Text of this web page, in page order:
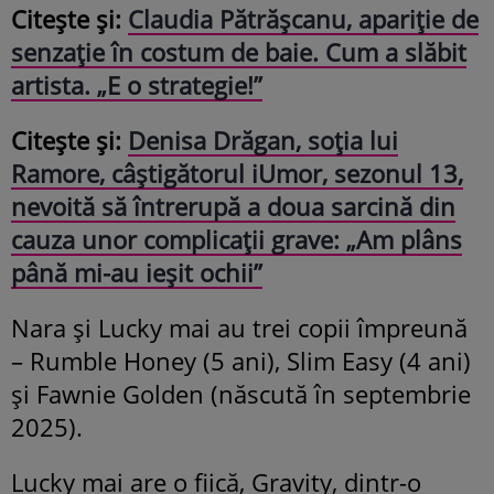
Citește și: Claudia Pătrășcanu, apariție de
senzație în costum de baie. Cum a slăbit
artista. „E o strategie!”
Citește și: Denisa Drăgan, soția lui
Ramore, câștigătorul iUmor, sezonul 13,
nevoită să întrerupă a doua sarcină din
cauza unor complicații grave: „Am plâns
până mi-au ieșit ochii”
Nara și Lucky mai au trei copii împreună
– Rumble Honey (5 ani), Slim Easy (4 ani)
și Fawnie Golden (născută în septembrie
2025).
Lucky mai are o fiică, Gravity, dintr-o